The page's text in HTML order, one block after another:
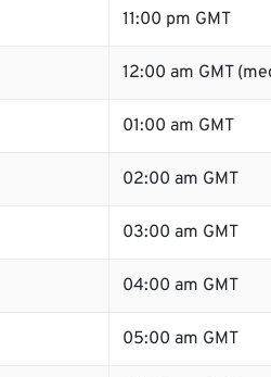
11:00 pm GMT
12:00 am GMT
01:00 am GMT
02:00 am GMT
03:00 am GMT
04:00 am GMT
05:00 am GMT